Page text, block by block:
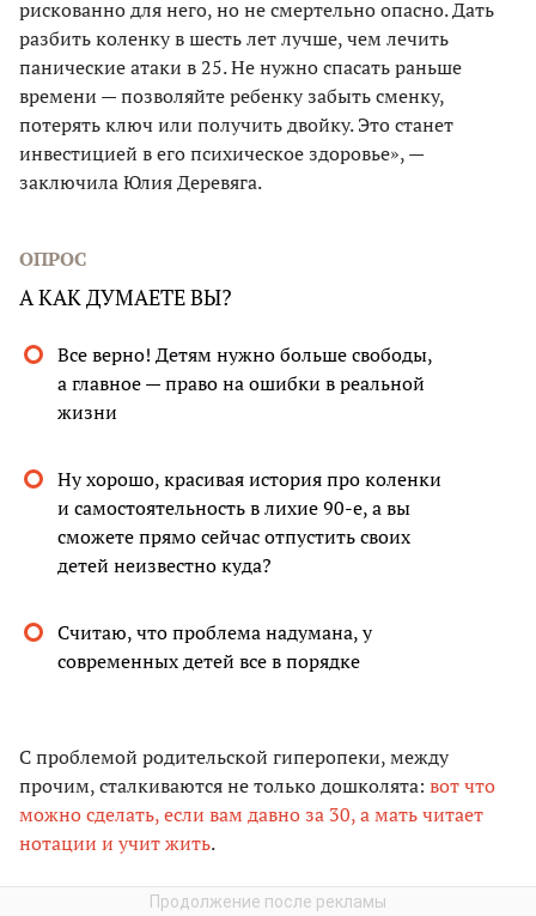
рискованно для него, но не смертельно опасно. Дать
разбить коленку в шесть лет лучше, чем лечить
панические атаки в 25. Не нужно спасать раньше
времени — позволяйте ребенку забыть сменку,
потерять ключ или получить двойку. Это станет
инвестицией в его психическое здоровье», —
заключила Юлия Деревяга.
ОПРОС
А КАК ДУМАЕТЕ ВЫ?
Все верно! Детям нужно больше свободы,
а главное — право на ошибки в реальной
жизни
Ну хорошо, красивая история про коленки
и самостоятельность в лихие 90-е, а вы
сможете прямо сейчас отпустить своих
детей неизвестно куда?
Считаю, что проблема надумана, у
современных детей все в порядке
С проблемой родительской гиперопеки, между
прочим, сталкиваются не только дошколята: вот что
можно сделать, если вам давно за 30, а мать читает
нотации и учит жить.